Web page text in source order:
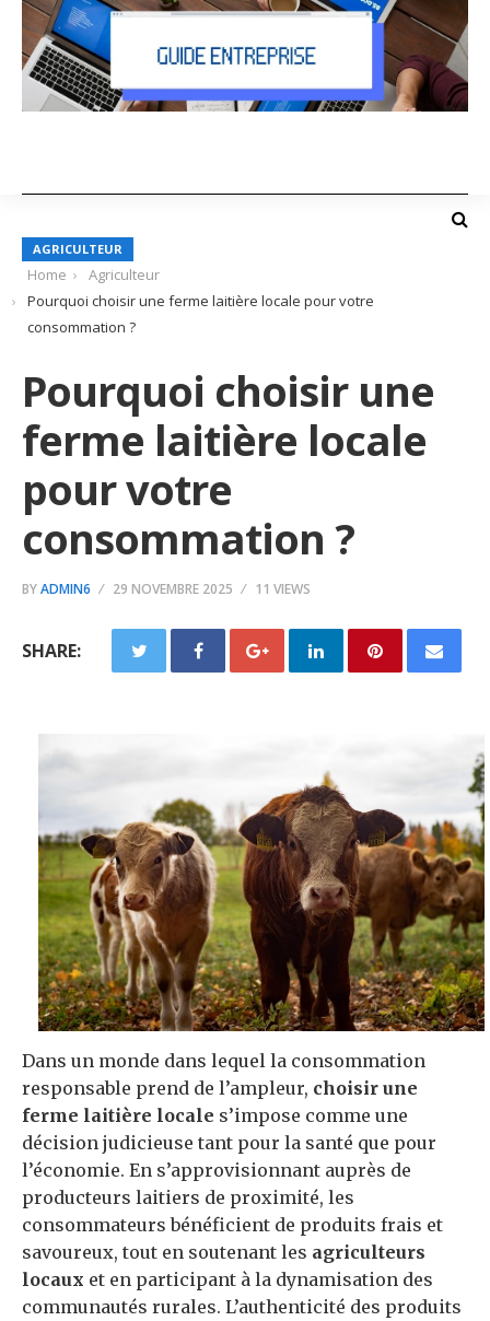
AGRICULTEUR
Home
Agriculteur
Pourquoi choisir une ferme laitière locale pour votre
consommation ?
Pourquoi choisir une
ferme laitière locale
pour votre
consommation ?
BYADMIN6 29 NOVEMBRE 2025 11 VIEWS
SHARE:
Dans un monde dans lequel la consommation
responsable prend de l’ampleur, choisir une
ferme laitière locale s’impose comme une
décision judicieuse tant pour la santé que pour
l’économie. En s’approvisionnant auprès de
producteurs laitiers de proximité, les
consommateurs bénéficient de produits frais et
savoureux, tout en soutenant les agriculteurs
locaux et en participant à la dynamisation des
communautés rurales. L’authenticité des produits